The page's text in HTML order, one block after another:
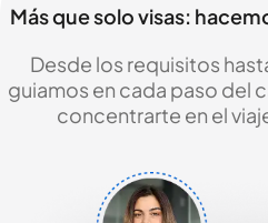
Más que solo visas:
Desde los requisitos
guiamos en cada paso del
concentrarte en el